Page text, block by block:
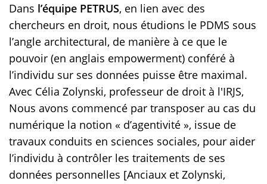
Dans l’équipe PETRUS, en lien avec des
chercheurs en droit, nous étudions le PDMS sous
l’angle architectural, de manière à ce que le
pouvoir (en anglais empowerment) conféré à
l’individu sur ses données puisse être maximal.
Avec Célia Zolynski, professeur de droit à l'IRJS,
Nous avons commencé par transposer au cas du
numérique la notion « d’agentivité », issue de
travaux conduits en sciences sociales, pour aider
l’individu à contrôler les traitements de ses
données personnelles [Anciaux et Zolynski,